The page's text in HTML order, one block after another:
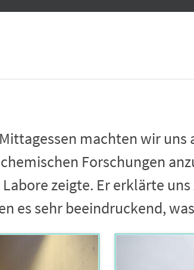
machten wir
Forschungen
zeigte. Er erklärte
es sehr beeindruckend,